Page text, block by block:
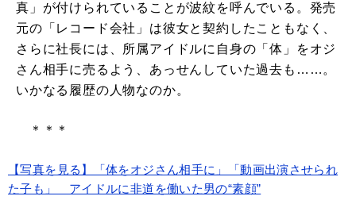
真」が付けられていることが波紋を呼んでいる。発売
元の「レコード会社」は彼女と契約したこともなく、
さらに社長には、所属アイドルに自身の「体」をオジ
さん相手に売るよう、あっせんしていた過去も……。
いかなる履歴の人物なのか。
＊＊＊
【写真を見る】「体をオジさん相手に」「動画出演させられ
た子も」 アイドルに非道を働いた男の“素顔”